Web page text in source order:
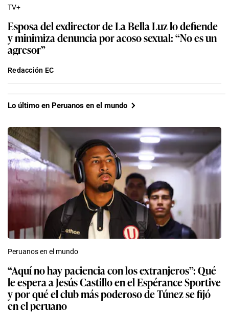
TV+
Esposa del exdirector de La Bella Luz lo defiende
y minimiza denuncia por acoso sexual: “No es un
agresor”
Redacción EC
Lo último en Peruanos en el mundo
Peruanos en el mundo
“Aquí no hay paciencia con los extranjeros”: Qué
le espera a Jesús Castillo en el Espérance Sportive
y por qué el club más poderoso de Túnez se fijó
en el peruano